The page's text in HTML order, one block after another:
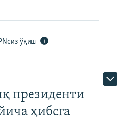
ўқиш
президенти
ҳибсга